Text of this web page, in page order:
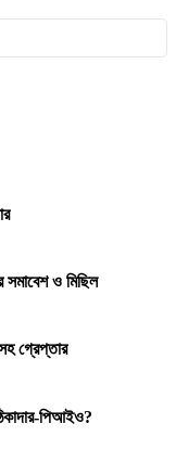
ও মি‌ছিল
গ্রেপ্তার
পিআইও?